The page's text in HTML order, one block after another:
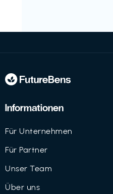
Informationen
Für Unternehmen
Für Partner
Unser Team
Über uns